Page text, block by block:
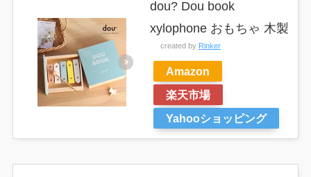
dou? Dou book
xylophone おもちゃ 木製
created by Rinker
Amazon
楽天市場
Yahooショッピング